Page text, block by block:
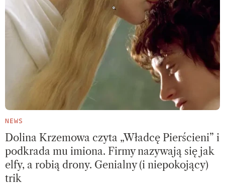
NEWS
Dolina Krzemowa czyta „Władcę Pierścieni” i
podkrada mu imiona. Firmy nazywają się jak
elfy, a robią drony. Genialny (i niepokojący)
trik